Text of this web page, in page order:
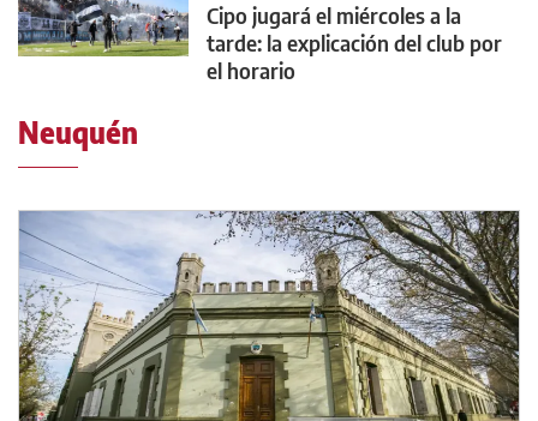
Cipo jugará el miércoles a la
tarde: la explicación del club por
el horario
Neuquén